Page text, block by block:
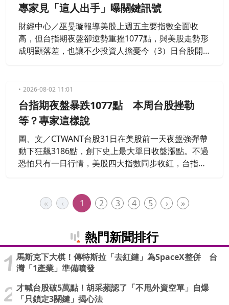
專家見「這人出手」曝關鍵訊號
財經中心／巫旻璇報導美股上週五主要指數全面收
高，但台指期夜盤卻逆勢重挫1077點，與美股走勢形
成明顯落差，也讓不少投資人擔憂今（3）日台股開
p）近日針對伊朗局勢釋出的最新訊息，可能成為影
響市場情緒的重要關鍵。他表示，「雖然週五台股夜
盤大跌1000點，但看到這個消息，應該可以稍微安心
一點。」
2026-08-02 11:01
台指期夜盤暴跌1077點 本周台股挫勒
等？專家這樣說
圖、文／CTWANT台股31日在美股前一天夜盤強彈帶
動下狂飆3186點，創下史上最大單日收盤漲點。不過
恐怕只有一日行情，美股四大指數同步收紅，台指期
«
‹ 1 2 3 4 5 › »
熱門新聞排行
馬斯克下大棋！傳特斯拉「去紅鏈」為SpaceX整併 台
灣「1產業」準備噴發
才喊台股破5萬點！胡采蘋認了「不甩外資空單」自爆
「只鎖定3關鍵」揭心法